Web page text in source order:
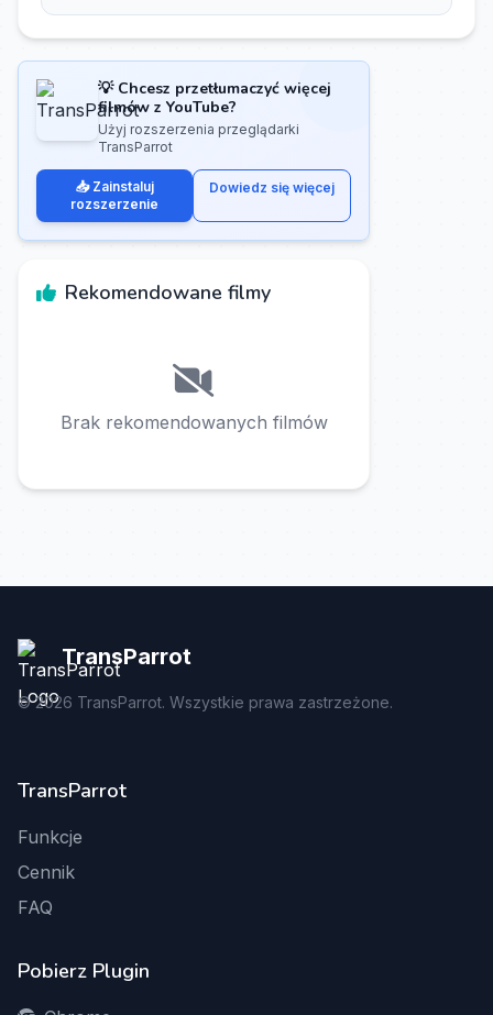
💡 Chcesz przetłumaczyć więcej
filmów z YouTube?
Użyj rozszerzenia przeglądarki
TransParrot
📥 Zainstaluj
rozszerzenie
Dowiedz się więcej
Rekomendowane filmy
Brak rekomendowanych filmów
TransParrot
©2026 TransParrot. Wszystkie prawa zastrzeżone.
TransParrot
Funkcje
Cennik
FAQ
Pobierz Plugin